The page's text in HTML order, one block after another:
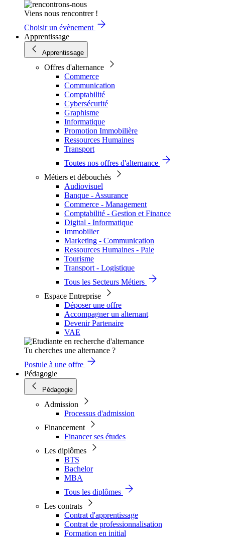
Viens nous rencontrer !
Choisir un évènement
Apprentissage
Apprentissage
Offres d'alternance
Commerce
Communication
Comptabilité
Cybersécurité
Graphisme
Informatique
Promotion Immobilière
Ressources Humaines
Transport
Toutes nos offres d'alternance
Métiers et débouchés
Audiovisuel
Banque - Assurance
Commerce - Management
Comptabilité - Gestion et Finance
Digital - Informatique
Immobilier
Marketing - Communication
Ressources Humaines - Paie
Tourisme
Transport - Logistique
Tous les Secteurs Métiers
Espace Entreprise
Déposer une offre
Accompagner un alternant
Devenir Partenaire
VAE
Tu cherches une alternance ?
Postule à une offre
Pédagogie
Pédagogie
Admission
Processus d'admission
Financement
Financer ses études
Les diplômes
BTS
Bachelor
MBA
Tous les diplômes
Les contrats
Contrat d'apprentissage
Contrat de professionnalisation
Formation en initial